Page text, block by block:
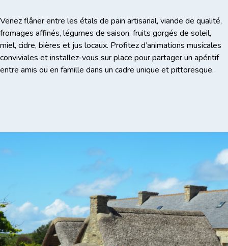
Venez flâner entre les étals de pain artisanal, viande de qualité,
fromages affinés, légumes de saison, fruits gorgés de soleil,
miel, cidre, bières et jus locaux. Profitez d’animations musicales
conviviales et installez-vous sur place pour partager un apéritif
entre amis ou en famille dans un cadre unique et pittoresque.